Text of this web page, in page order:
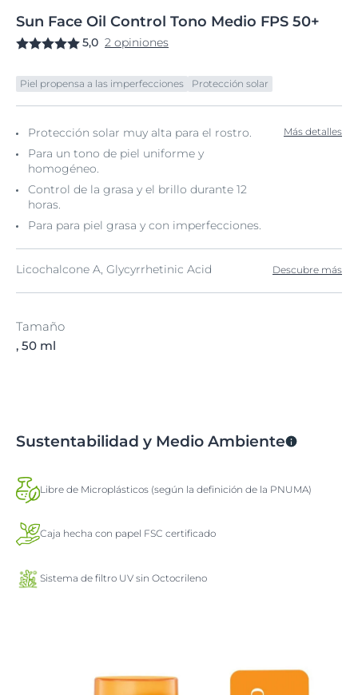
Sun Face Oil Control Tono Medio FPS 50+
5,0 2 opiniones
Piel propensa a las imperfecciones Protección solar
Protección solar muy alta para el rostro.
Para un tono de piel uniforme y
homogéneo.
Control de la grasa y el brillo durante 12
horas.
Para para piel grasa y con imperfecciones.
Más detalles
Licochalcone A, Glycyrrhetinic Acid Descubre más
Tamaño
, 50 ml
Sustentabilidad y Medio Ambiente
Libre de Microplásticos (según la definición de la PNUMA)
Caja hecha con papel FSC certificado
Sistema de filtro UV sin Octocrileno